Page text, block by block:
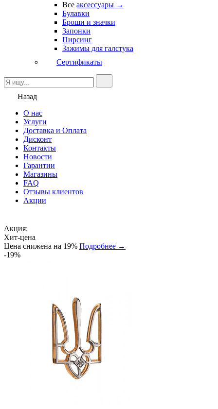
Все аксессуары →
Булавки
Броши и значки
Запонки
Пирсинг
Зажимы для галстука
Сертификаты
Назад
О нас
Услуги
Доставка и Оплата
Дисконт
Контакты
Новости
Гарантии
Магазины
FAQ
Отзывы клиентов
Акции
Акция:
Хит-цена
Цена снижена на 19% Подробнее →
-19%